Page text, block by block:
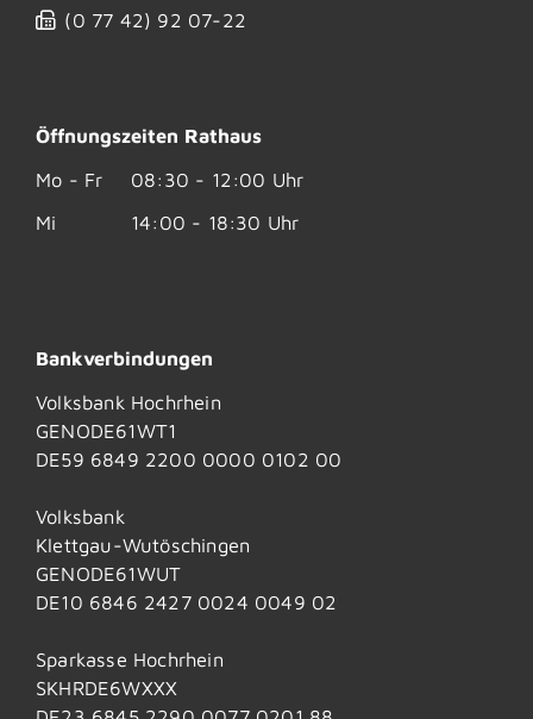
(0 77 42) 92 07-22
Öffnungszeiten Rathaus
Mo - Fr
08:30 - 12:00 Uhr
Mi
14:00 - 18:30 Uhr
Bankverbindungen
Volksbank Hochrhein
GENODE61WT1
DE59 6849 2200 0000 0102 00
Volksbank
Klettgau-Wutöschingen
GENODE61WUT
DE10 6846 2427 0024 0049 02
Sparkasse Hochrhein
SKHRDE6WXXX